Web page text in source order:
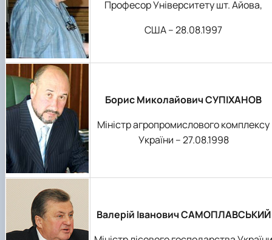
Професор Університету шт. Айова,
США – 28.08.1997
Борис Миколайович СУПІХАНОВ
Міністр агропромислового комплексу
України – 27.08.1998
Валерій Іванович САМОПЛАВСЬКИЙ